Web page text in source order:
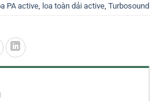
PA active loa toàn dải active Turbosound